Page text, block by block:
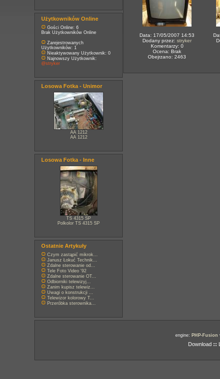
Użytkowników Online
Gości Online: 6
Brak Użytkowników Online
Zarejestrowanych
Użytkowników: 1
Nieaktywowany Użytkownik: 0
Najnowszy Użytkownik:
@stryker
Losowa Fotka - Unimor
AA 1212
AA 1212
Losowa Fotka - Inne
TS 4315 SP
Polkolor TS 4315 SP
Ostatnie Artykuły
Czym zastąpić mikrok...
Janusz Łokuć Technik...
Zdalne sterowanie od...
Tele Foto Video '92
Zdalne sterowanie OT...
Odbiorniki telewizyj...
Zanim kupisz telewiz...
Uwagi o konstrukcji ...
Telewizor kolorowy T...
Przeróbka sterownika...
Data: 17/05/2007 14:53
Dodany przez: stryker
Komentarzy: 0
Ocena: Brak
Obejrzano: 2463
engine: PHP-Fusion
Download ::